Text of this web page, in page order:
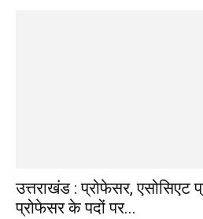
उत्तराखंड : प्रोफेसर,
प्रोफेसर के पदों पर...